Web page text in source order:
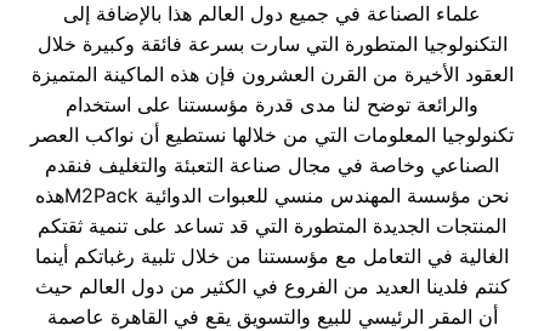
علماء الصناعة في جميع دول العالم هذا بالإضافة إلى
التكنولوجيا المتطورة التي سارت بسرعة فائقة وكبيرة خلال
العقود الأخيرة من القرن العشرون فإن هذه الماكينة المتميزة
والرائعة توضح لنا مدى قدرة مؤسستنا على استخدام
تكنولوجيا المعلومات التي من خلالها نستطيع أن نواكب العصر
الصناعي وخاصة في مجال صناعة التعبئة والتغليف فنقدم
نحن مؤسسة المهندس منسي للعبوات الدوائية M2Packهذه
المنتجات الجديدة المتطورة التي قد تساعد على تنمية ثقتكم
الغالية في التعامل مع مؤسستنا من خلال تلبية رغباتكم أينما
كنتم فلدينا العديد من الفروع في الكثير من دول العالم حيث
أن المقر الرئيسي للبيع والتسويق يقع في القاهرة عاصمة